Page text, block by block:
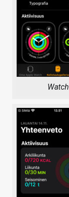
Watch